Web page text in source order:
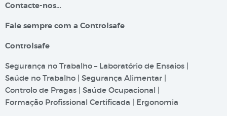
Contacte-nos…
Fale sempre com a Controlsafe
Controlsafe
Segurança no Trabalho – Laboratório de Ensaios |
Saúde no Trabalho | Segurança Alimentar |
Controlo de Pragas | Saúde Ocupacional |
Formação Profissional Certificada | Ergonomia